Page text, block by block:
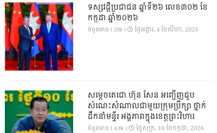
ទស្សវដ្តីប្រជាជន ឆ្នាំទី២៦ លេខ៣០២ ខែ
កក្កដា ឆ្នាំ២០២៦
ចំនួនអាន ( 20k ) ថ្ងៃ​អង្គារ, 4 ខែ​សីហា, 2026
សម្តេចតេជោ ហ៊ុន សែន អញ្ជើញជួប
សំណេះសំណាលជាមួយក្រុមប្រឹក្សា ថ្នាក់
ដឹកនាំមន្ទីរ អង្គភាពក្នុងខេត្តព្រះវិហារ
ចំនួនអាន ( 4.8k ) ថ្ងៃ​សុក្រ, 10 ខែ​កក្កដា, 2026